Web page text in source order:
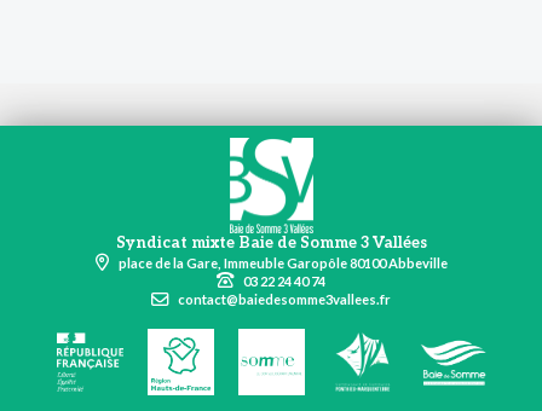
Syndicat mixte Baie de Somme 3 Vallées
place de la Gare, Immeuble Garopôle 80100 Abbeville
03 22 24 40 74
contact@baiedesomme3vallees.fr